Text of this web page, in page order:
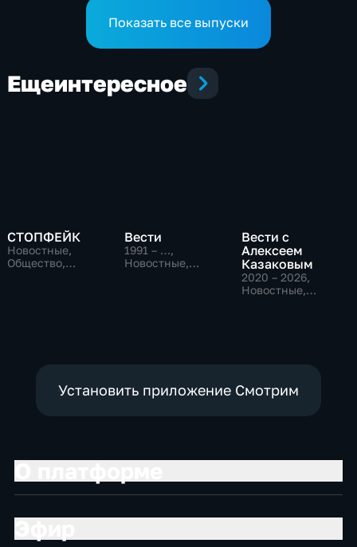
Показать все выпуски
Ещеинтересное
СТОПФЕЙК
Новостные,
Общество,
Вести
1991 – …,
Новостные,
Вести с
Алексеем
Казаковым
2020 – 2026,
Новостные,
Установить приложение Смотрим